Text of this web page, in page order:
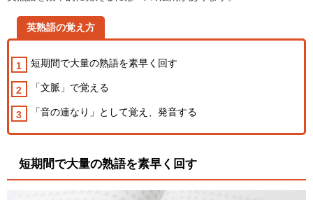
英熟語の覚え方
短期間で大量の熟語を素早く回す
「文脈」で覚える
「音の連なり」として覚え、発音する
短期間で大量の熟語を素早く回す